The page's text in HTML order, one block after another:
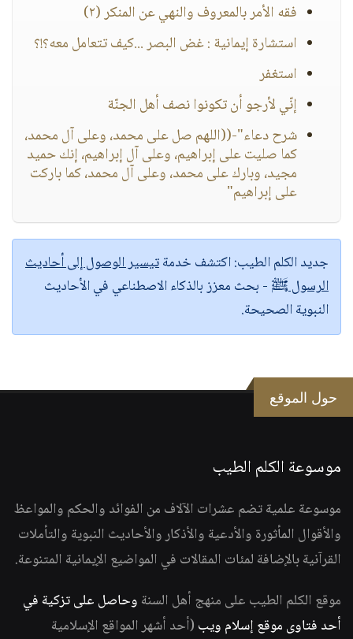
فقه الأمر بالمعروف والنهي عن المنكر (٢)
استشارة إيمانية : غض البصر ...كيف تتعامل معه؟!؟
استغفر
إنّي لأرجو أن تكونوا نصف أهل الجنّة
شرح دعاء"-((اللهم صل على محمد، وعلى آل محمد،
كما صليت على إبراهيم، وعلى آل إبراهيم، إنك حميد
مجيد، وبارك على محمد، وعلى آل محمد، كما باركت
على إبراهيم"
جديد الكلم الطيب:اكتشف خدمةتيسير الوصول إلى أحاديث
الرسول ﷺ - بحث معزز بالذكاء الاصطناعي في الأحاديث
النبوية الصحيحة.
حول الموقع
موسوعة الكلم الطيب
موسوعة علمية تضم عشرات الآلاف من الفوائد والحكم والمواعظ
والأقوال المأثورة والأدعية والأذكار والأحاديث النبوية والتأملات
القرآنية بالإضافة لمئات المقالات في المواضيع الإيمانية المتنوعة.
موقع الكلم الطيب على منهج أهل السنة وحاصل على تزكية في
أحد فتاوى موقع إسلام ويب (أحد أشهر المواقع الإسلامية